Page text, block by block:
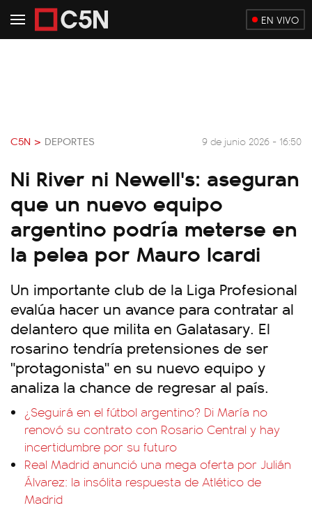
EN VIVO
C5N > DEPORTES 9 de junio 2026 - 16:50
Ni River ni Newell's: aseguran
que un nuevo equipo
argentino podría meterse en
la pelea por Mauro Icardi
Un importante club de la Liga Profesional
evalúa hacer un avance para contratar al
delantero que milita en Galatasary. El
rosarino tendría pretensiones de ser
"protagonista" en su nuevo equipo y
analiza la chance de regresar al país.
¿Seguirá en el fútbol argentino? Di María no
renovó su contrato con Rosario Central y hay
incertidumbre por su futuro
Real Madrid anunció una mega oferta por Julián
Álvarez: la insólita respuesta de Atlético de
Madrid